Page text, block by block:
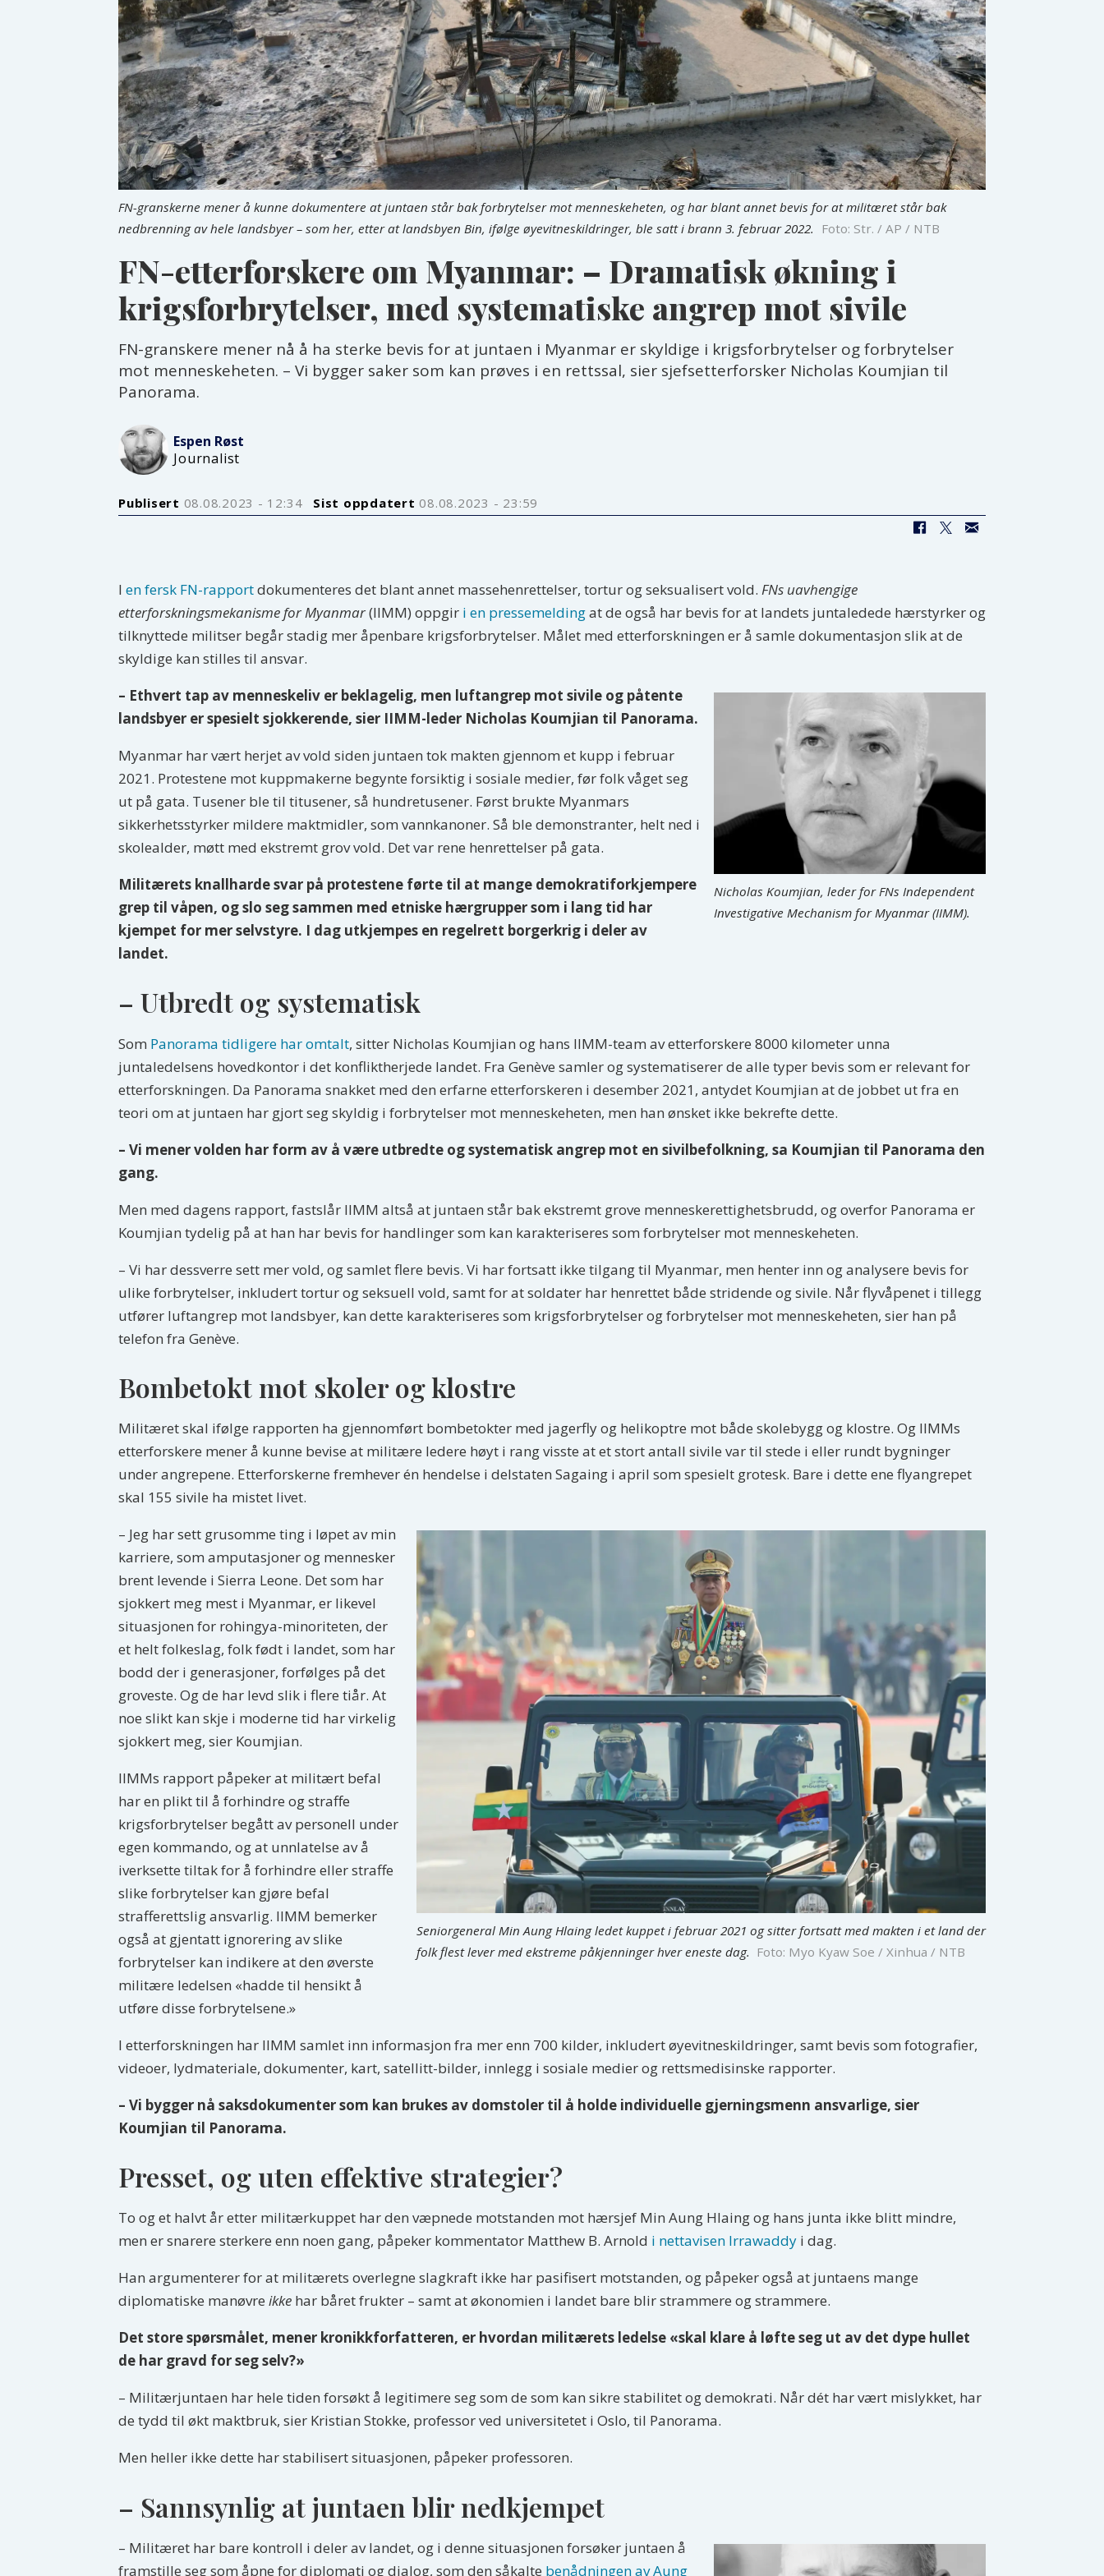
FN-granskerne mener å kunne dokumentere at juntaen står bak forbrytelser mot menneskeheten, og har blant annet bevis for at militæret står bak
nedbrenning av hele landsbyer – som her, etter at landsbyen Bin, ifølge øyevitneskildringer, ble satt i brann 3. februar 2022. Foto: Str. / AP / NTB
FN-etterforskere om Myanmar: – Dramatisk økning i
krigsforbrytelser, med systematiske angrep mot sivile
FN-granskere mener nå å ha sterke bevis for at juntaen i Myanmar er skyldige i krigsforbrytelser og forbrytelser
mot menneskeheten. – Vi bygger saker som kan prøves i en rettssal, sier sjefsetterforsker Nicholas Koumjian til
Panorama.
Espen Røst
Journalist
Publisert 08.08.2023 - 12:34 Sist oppdatert 08.08.2023 - 23:59
I en fersk FN-rapportdokumenteres det blant annet massehenrettelser, tortur og seksualisert vold. FNs uavhengige
etterforskningsmekanisme for Myanmar(IIMM) oppgir i en pressemeldingat de også har bevis for at landets juntaledede hærstyrker og
tilknyttede militser begår stadig mer åpenbare krigsforbrytelser. Målet med etterforskningen er å samle dokumentasjon slik at de
skyldige kan stilles til ansvar.
Nicholas Koumjian, leder for FNs Independent
Investigative Mechanism for Myanmar (IIMM).
– Ethvert tap av menneskeliv er beklagelig, men luftangrep mot sivile og påtente
landsbyer er spesielt sjokkerende, sier IIMM-leder Nicholas Koumjian til Panorama.
Myanmar har vært herjet av vold siden juntaen tok makten gjennom et kupp i februar
2021. Protestene mot kuppmakerne begynte forsiktig i sosiale medier, før folk våget seg
ut på gata. Tusener ble til titusener, så hundretusener. Først brukte Myanmars
sikkerhetsstyrker mildere maktmidler, som vannkanoner. Så ble demonstranter, helt ned i
skolealder, møtt med ekstremt grov vold. Det var rene henrettelser på gata.
Militærets knallharde svar på protestene førte til at mange demokratiforkjempere
grep til våpen, og slo seg sammen med etniske hærgrupper som i lang tid har
kjempet for mer selvstyre. I dag utkjempes en regelrett borgerkrig i deler av
landet.
– Utbredt og systematisk
Som Panorama tidligere har omtalt, sitter Nicholas Koumjian og hans IIMM-team av etterforskere 8000 kilometer unna
juntaledelsens hovedkontor i det konfliktherjede landet. Fra Genève samler og systematiserer de alle typer bevis som er relevant for
etterforskningen. Da Panorama snakket med den erfarne etterforskeren i desember 2021, antydet Koumjian at de jobbet ut fra en
teori om at juntaen har gjort seg skyldig i forbrytelser mot menneskeheten, men han ønsket ikke bekrefte dette.
– Vi mener volden har form av å være utbredte og systematisk angrep mot en sivilbefolkning, sa Koumjian til Panorama den
gang.
Men med dagens rapport, fastslår IIMM altså at juntaen står bak ekstremt grove menneskerettighetsbrudd, og overfor Panorama er
Koumjian tydelig på at han har bevis for handlinger som kan karakteriseres som forbrytelser mot menneskeheten.
– Vi har dessverre sett mer vold, og samlet flere bevis. Vi har fortsatt ikke tilgang til Myanmar, men henter inn og analysere bevis for
ulike forbrytelser, inkludert tortur og seksuell vold, samt for at soldater har henrettet både stridende og sivile. Når flyvåpenet i tillegg
utfører luftangrep mot landsbyer, kan dette karakteriseres som krigsforbrytelser og forbrytelser mot menneskeheten, sier han på
telefon fra Genève.
Bombetokt mot skoler og klostre
Militæret skal ifølge rapporten ha gjennomført bombetokter med jagerfly og helikoptre mot både skolebygg og klostre. Og IIMMs
etterforskere mener å kunne bevise at militære ledere høyt i rang visste at et stort antall sivile var til stede i eller rundt bygninger
under angrepene. Etterforskerne fremhever én hendelse i delstaten Sagaing i april som spesielt grotesk. Bare i dette ene flyangrepet
skal 155 sivile ha mistet livet.
Seniorgeneral Min Aung Hlaing ledet kuppet i februar 2021 og sitter fortsatt med makten i et land der
folk flest lever med ekstreme påkjenninger hver eneste dag. Foto: Myo Kyaw Soe / Xinhua / NTB
– Jeg har sett grusomme ting i løpet av min
karriere, som amputasjoner og mennesker
brent levende i Sierra Leone. Det som har
sjokkert meg mest i Myanmar, er likevel
situasjonen for rohingya-minoriteten, der
et helt folkeslag, folk født i landet, som har
bodd der i generasjoner, forfølges på det
groveste. Og de har levd slik i flere tiår. At
noe slikt kan skje i moderne tid har virkelig
sjokkert meg, sier Koumjian.
IIMMs rapport påpeker at militært befal
har en plikt til å forhindre og straffe
krigsforbrytelser begått av personell under
egen kommando, og at unnlatelse av å
iverksette tiltak for å forhindre eller straffe
slike forbrytelser kan gjøre befal
strafferettslig ansvarlig. IIMM bemerker
også at gjentatt ignorering av slike
forbrytelser kan indikere at den øverste
militære ledelsen «hadde til hensikt å
utføre disse forbrytelsene.»
I etterforskningen har IIMM samlet inn informasjon fra mer enn 700 kilder, inkludert øyevitneskildringer, samt bevis som fotografier,
videoer, lydmateriale, dokumenter, kart, satellitt-bilder, innlegg i sosiale medier og rettsmedisinske rapporter.
– Vi bygger nå saksdokumenter som kan brukes av domstoler til å holde individuelle gjerningsmenn ansvarlige, sier
Koumjian til Panorama.
Presset, og uten effektive strategier?
To og et halvt år etter militærkuppet har den væpnede motstanden mot hærsjef Min Aung Hlaing og hans junta ikke blitt mindre,
men er snarere sterkere enn noen gang, påpeker kommentator Matthew B. Arnold i nettavisen Irrawaddy i dag.
Han argumenterer for at militærets overlegne slagkraft ikke har pasifisert motstanden, og påpeker også at juntaens mange
diplomatiske manøvre ikke har båret frukter – samt at økonomien i landet bare blir strammere og strammere.
Det store spørsmålet, mener kronikkforfatteren, er hvordan militærets ledelse «skal klare å løfte seg ut av det dype hullet
de har gravd for seg selv?»
– Militærjuntaen har hele tiden forsøkt å legitimere seg som de som kan sikre stabilitet og demokrati. Når dét har vært mislykket, har
de tydd til økt maktbruk, sier Kristian Stokke, professor ved universitetet i Oslo, til Panorama.
Men heller ikke dette har stabilisert situasjonen, påpeker professoren.
– Sannsynlig at juntaen blir nedkjempet
– Militæret har bare kontroll i deler av landet, og i denne situasjonen forsøker juntaen å
framstille seg som åpne for diplomati og dialog, som den såkalte benådningen av Aung